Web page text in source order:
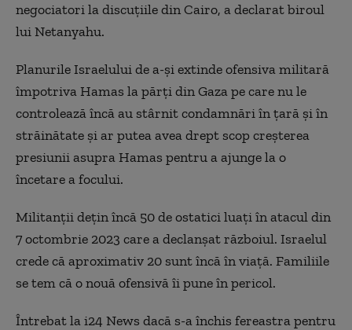
negociatori la discuţiile din Cairo, a declarat biroul
lui Netanyahu.
Planurile Israelului de a-şi extinde ofensiva militară
împotriva Hamas la părţi din Gaza pe care nu le
controlează încă au stârnit condamnări în ţară şi în
străinătate şi ar putea avea drept scop creşterea
presiunii asupra Hamas pentru a ajunge la o
încetare a focului.
Militanţii deţin încă 50 de ostatici luaţi în atacul din
7 octombrie 2023 care a declanşat războiul. Israelul
crede că aproximativ 20 sunt încă în viaţă. Familiile
se tem că o nouă ofensivă îi pune în pericol.
Întrebat la i24 News dacă s-a închis fereastra pentru